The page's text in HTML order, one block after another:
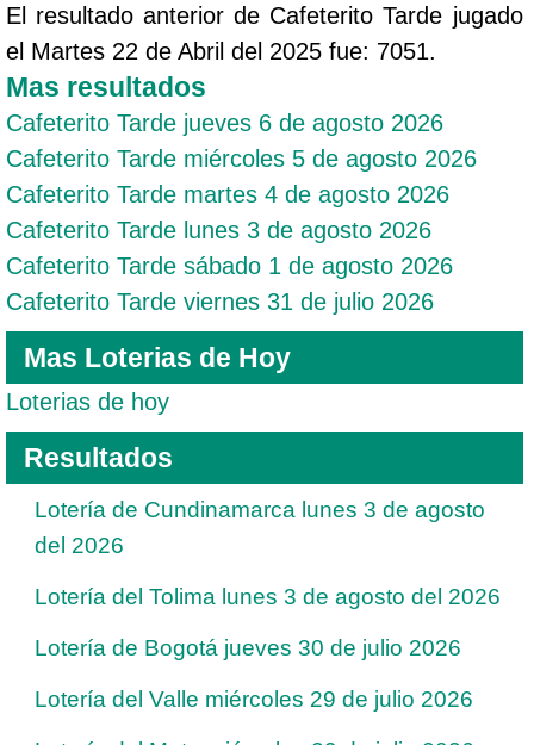
El resultado anterior de Cafeterito Tarde jugado
el Martes 22 de Abril del 2025 fue: 7051.
Mas resultados
Cafeterito Tarde jueves 6 de agosto 2026
Cafeterito Tarde miércoles 5 de agosto 2026
Cafeterito Tarde martes 4 de agosto 2026
Cafeterito Tarde lunes 3 de agosto 2026
Cafeterito Tarde sábado 1 de agosto 2026
Cafeterito Tarde viernes 31 de julio 2026
Mas Loterias de Hoy
Loterias de hoy
Resultados
Lotería de Cundinamarca lunes 3 de agosto
del 2026
Lotería del Tolima lunes 3 de agosto del 2026
Lotería de Bogotá jueves 30 de julio 2026
Lotería del Valle miércoles 29 de julio 2026